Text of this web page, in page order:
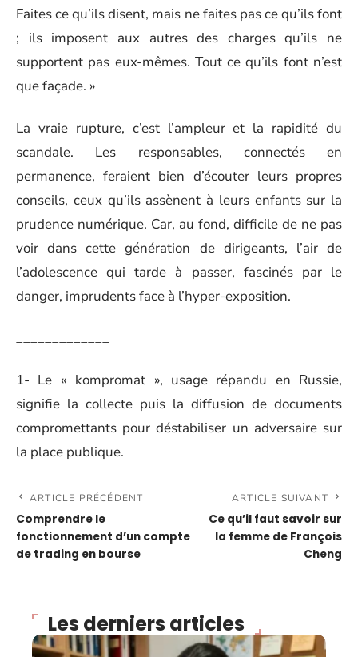
Faites ce qu’ils disent, mais ne faites pas ce qu’ils font
; ils imposent aux autres des charges qu’ils ne
supportent pas eux-mêmes. Tout ce qu’ils font n’est
que façade. »
La vraie rupture, c’est l’ampleur et la rapidité du
scandale. Les responsables, connectés en
permanence, feraient bien d’écouter leurs propres
conseils, ceux qu’ils assènent à leurs enfants sur la
prudence numérique. Car, au fond, difficile de ne pas
voir dans cette génération de dirigeants, l’air de
l’adolescence qui tarde à passer, fascinés par le
danger, imprudents face à l’hyper-exposition.
_____________
1- Le « kompromat », usage répandu en Russie,
signifie la collecte puis la diffusion de documents
compromettants pour déstabiliser un adversaire sur
la place publique.
ARTICLE PRÉCÉDENT
Comprendre le
fonctionnement d’un compte
de trading en bourse
ARTICLE SUIVANT
Ce qu’il faut savoir sur
la femme de François
Cheng
Les derniers articles